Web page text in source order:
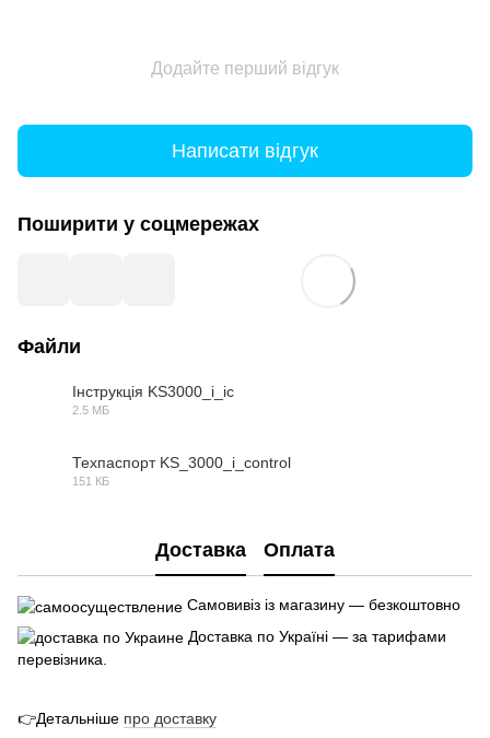
Додайте перший відгук
Написати відгук
Поширити у соцмережах
Файли
Інструкція KS3000_i_ic
2.5 МБ
Техпаспорт KS_3000_i_control
151 КБ
Доставка Оплата
Самовивіз із магазину — безкоштовно
Доставка по Україні — за тарифами
перевізника.
👉Детальніше про доставку